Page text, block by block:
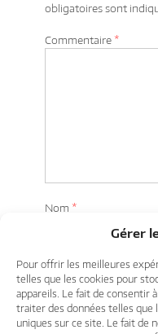
Gérer
Pour offrir les meilleures
telles que les cookies pour
appareils. Le fait de consentir
traiter des données telles que
uniques sur ce site. Le fait de
obligatoires sont
Commentaire*
Nom *
E-mail *